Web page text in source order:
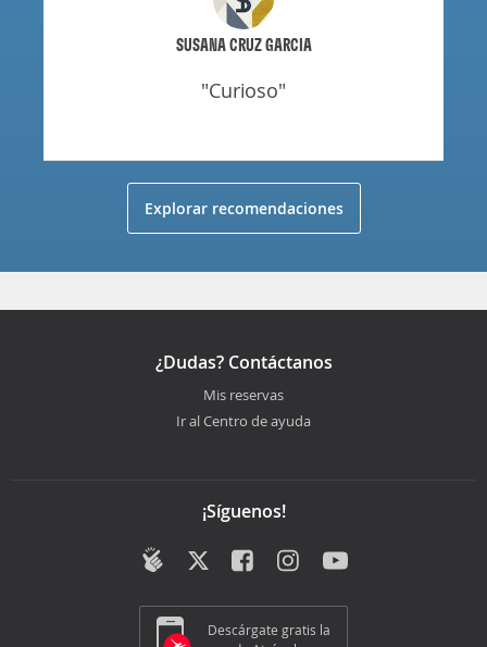
SUSANA CRUZ GARCIA
"curioso"
Explorar recomendaciones
¿Dudas? Contáctanos
Mis reservas
Ir al Centro de ayuda
¡Síguenos!
Descárgate gratis la